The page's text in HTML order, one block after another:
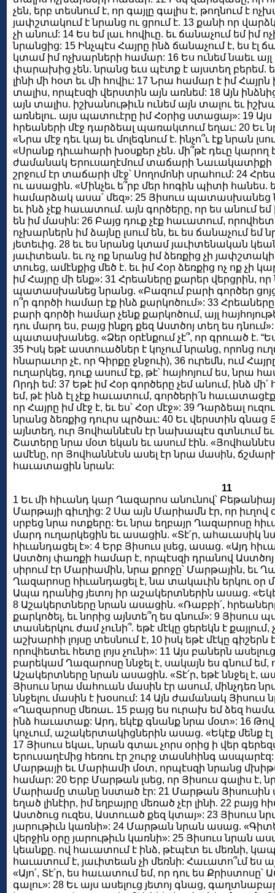
չեն, երբ տեսնում է, որ գայլը գալիս է, թողնում է
յափշտակում է նրանց ու ցրում է. 13 քանի որ
չի անում: 14 Ես եմ լաւ հովիւը. եւ ճանաչում եմ իմ
նրանցից: 15 Ինչպէս Հայրը ինձ ճանաչում է, ես էլ
կտամ իմ ոչխարների համար: 16 Ես ունեմ նաեւ այլ
փարախից չեն. նրանց եւս պէտք է այստեղ բերեմ.
լինի մի հօտ եւ մի հովիւ: 17 Նրա համար է իմ Հայրն
տալիս, որպէսզի վերստին այն առնեմ: 18 Այն ինձնից
այն տալիս. իշխանութիւն ունեմ այն տալու եւ
առնելու. այս պատուէրը իմ Հօրից ստացայ»: 19
հրեաների մէջ դարձեալ պառակտում եղաւ: 20 Եւ
«Նրա մէջ դեւ կայ եւ մոլեգնում է. ինչո՞ւ էք նրան
«Սրանք դիւահարի խօսքեր չեն. մի՞թէ դեւը կարող
ժամանակ Երուսաղէմում տաճարի Նաւակատիքի
շրջում էր տաճարի մէջ՝ Սողոմոնի սրահում: 24
ու ասացին. «Մինչեւ ե՞րբ մեր հոգին պիտի հանես.
համարձակ ասա՛ մեզ»: 25 Յիսուս պատասխանեց
եւ ինձ չէք հաւատում. այն գործերը, որ ես անում
են իմ մասին: 26 Բայց դուք չէք հաւատում,
ոչխարներն իմ ձայնը լսում են, եւ ես ճանաչում եմ
յետեւից. 28 եւ ես նրանց կտամ յաւիտենական
յաւիտեան. եւ ոչ ոք նրանց իմ ձեռքից չի
տուեց, ամէնքից մեծ է. եւ իմ Հօր ձեռքից ոչ ոք չի
իմ Հայրը մի ենք»: 31 Հրեաները քարեր վերցրին,
պատասխանեց նրանց. «Բազում բարի գործեր
ո՞ր գործի համար էք ինձ քարկոծում»: 33
բարի գործի համար չենք քարկոծում, այլ
դու մարդ ես, բայց ինքդ քեզ Աստծոյ տեղ ես
պատասխանեց. «Ձեր օրէնքում չէ՞, որ գրուած է.
35 Իսկ եթէ աստուածներ է կոչում նրանց, որոնց
հնարաւոր չէ, որ Գիրքը ջնջուի), 36 ուրեմն, ում
ուղարկեց, դուք ասում էք, թէ՝ հայհոյում ես, նրա
Որդի եմ: 37 Եթէ իմ Հօր գործերը չեմ անում, ինձ
եմ, թէ ինձ էլ չէք հաւատում, գործերի՛ն
որ Հայրը իմ մէջ է, եւ ես՝ Հօր մէջ»: 39 Դարձեալ
նրանց ձեռքից դուրս պրծաւ: 40 Եւ վերստին գնաց
այնտեղ, ուր Յովհաննէսն էր նախապէս գտնւում եւ
Շատերը նրա մօտ եկան եւ ասում էին.
ամէնը, որ Յովհաննէսն ասել էր նրա մասին,
հաւատացին նրան:
11
1 Եւ մի հիւանդ կար Ղազարոս անունով՝
Մարթայի գիւղից: 2 Սա այն Մարիամն էր, որ իւղով
սրբեց նրա ոտքերը: Եւ նրա եղբայր Ղազարոսը
մարդ ուղարկեցին եւ ասացին. «Տէ՛ր, ահաւասիկ
հիւանդացել է»: 4 Երբ Յիսուս լսեց, ասաց. «Այդ
Աստծոյ փառքի համար է, որպէսզի դրանով
սիրում էր Մարիամին, նրա քրոջը՝ Մարթային, եւ
Ղազարոսը հիւանդացել է, նա տակաւին երկու օր
Ապա դրանից յետոյ իր աշակերտներին ասաց.
8 Աշակերտները նրան ասացին. «Ռաբբի՛, հրեաները
քարկոծել, եւ նորից այնտե՞ղ ես գնում»: 9
տասներկու ժամ չունի՞. եթէ մէկը ցերեկն է
աշխարհի լոյսը տեսնում է, 10 իսկ եթէ մէկը գիշերն
որովհետեւ հետը լոյս չունի»: 11 Այս բաներն
բարեկամ Ղազարոսը ննջել է, սակայն ես գնում
Աշակերտները նրան ասացին. «Տէ՛ր, եթէ ննջել է,
Յիսուս նրա մահուան մասին էր ասում, մինչդեռ
ննջելու մասին է խօսում: 14 Այն ժամանակ
«Ղազարոսը մեռաւ. 15 բայց ես ուրախ եմ ձեզ
ինձ հաւատաք: Արդ, եկէք գնանք նրա մօտ»: 16
կոչւում, աշակերտակիցներին ասաց. «Եկէք մենք
17 Յիսուս եկաւ, նրան գտաւ չորս օրից ի վեր
Երուսաղէմից հեռու էր շուրջ տասնհինգ
Մարթայի եւ Մարիամի մօտ, որպէսզի նրանց
համար: 20 Երբ Մարթան լսեց, որ Յիսուս գալիս է,
Մարիամը տանը նստած էր: 21 Մարթան Յիսուսին
եղած լինէիր, իմ եղբայրը մեռած չէր լինի. 22 բայց
Աստծուց ուզես, Աստուած քեզ կտայ»: 23 Յիսուս
յարութիւն կառնի»: 24 Մարթան նրան ասաց.
վերջին օրը յարութիւն կառնի»: 25 Յիսուս նրան
կեանքը. ով հաւատում է ինձ, թէպէտ եւ մեռնի,
հաւատում է, յաւիտեան չի մեռնի: Հաւատո՞ւմ ես
«Այո՛, Տէ՛ր, ես հաւատում եմ, որ դու ես
գալու»: 28 Եւ այս ասելուց յետոյ գնաց,